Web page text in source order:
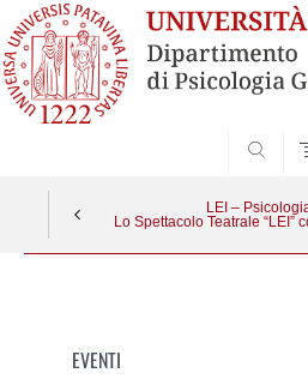
LEI –
Lo Spettacolo Teatrale “LEI”
EVENTI